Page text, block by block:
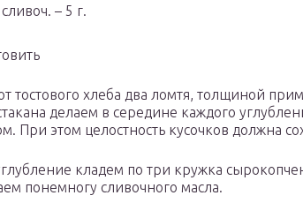
– 5 г.
тостового хлеба два ломтя, толщиной
делаем в середине каждого
При этом целостность кусочков должна
кладем по три кружка
понемногу сливочного масла.